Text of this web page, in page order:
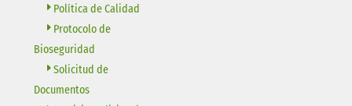
Política de Calidad
Protocolo de
Bioseguridad
Solicitud de
Documentos